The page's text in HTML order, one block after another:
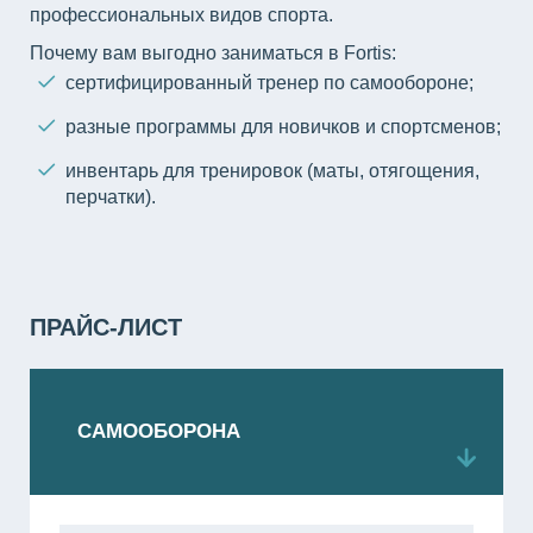
профессиональных видов спорта.
Почему вам выгодно заниматься в Fortis:
сертифицированный тренер по самообороне;
разные программы для новичков и спортсменов;
инвентарь для тренировок (маты, отягощения,
перчатки).
ПРАЙС-ЛИСТ
САМООБОРОНА